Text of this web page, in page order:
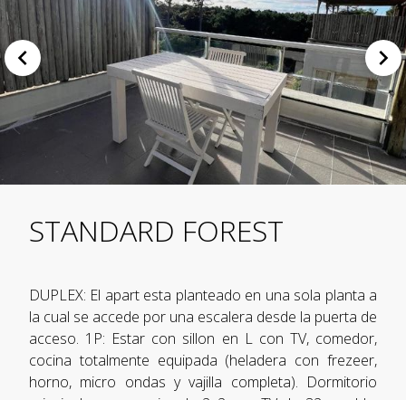
STANDARD FOREST
DUPLEX: El apart esta planteado en una sola planta a
la cual se accede por una escalera desde la puerta de
acceso. 1P: Estar con sillon en L con TV, comedor,
cocina totalmente equipada (heladera con frezeer,
horno, micro ondas y vajilla completa). Dormitorio